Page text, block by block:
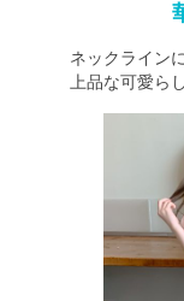
ネックライン
上品な可愛ら